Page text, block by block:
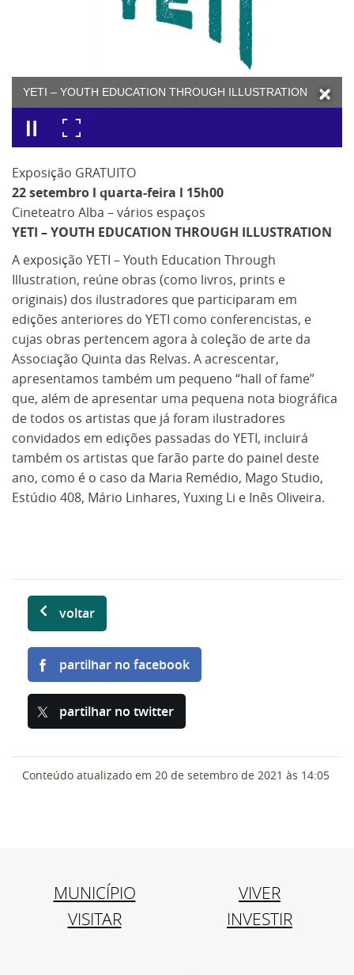
YETI – YOUTH EDUCATION THROUGH ILLUSTRATION
Exposição GRATUITO
22 setembro l quarta-feira l 15h00
Cineteatro Alba – vários espaços
YETI – YOUTH EDUCATION THROUGH ILLUSTRATION
A exposição YETI – Youth Education Through
Illustration, reúne obras (como livros, prints e
originais) dos ilustradores que participaram em
edições anteriores do YETI como conferencistas, e
cujas obras pertencem agora à coleção de arte da
Associação Quinta das Relvas. A acrescentar,
apresentamos também um pequeno “hall of fame”
que, além de apresentar uma pequena nota biográfica
de todos os artistas que já foram ilustradores
convidados em edições passadas do YETI, incluirá
também os artistas que farão parte do painel deste
ano, como é o caso da Maria Remédio, Mago Studio,
Estúdio 408, Mário Linhares, Yuxing Li e Inês Oliveira.
voltar
partilhar no facebook
partilhar no twitter
Conteúdo atualizado em 20 de setembro de 2021 às 14:05
MUNICÍPIO
VIVER
VISITAR
INVESTIR